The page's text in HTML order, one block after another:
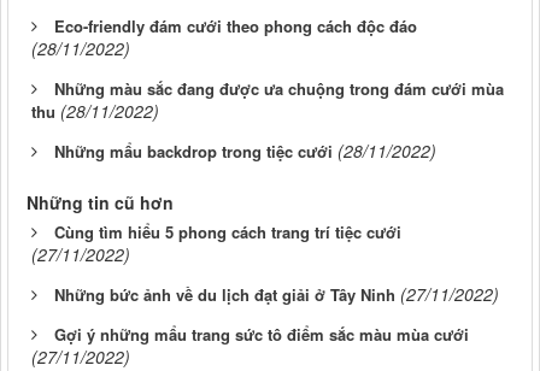
Eco-friendly đám cưới theo phong cách độc đáo
(28/11/2022)
Những màu sắc đang được ưa chuộng trong đám cưới mùa
thu (28/11/2022)
Những mẩu backdrop trong tiệc cưới (28/11/2022)
Những tin cũ hơn
Cùng tìm hiểu 5 phong cách trang trí tiệc cưới
(27/11/2022)
Những bức ảnh về du lịch đạt giải ở Tây Ninh (27/11/2022)
Gợi ý những mẩu trang sức tô điểm sắc màu mùa cưới
(27/11/2022)